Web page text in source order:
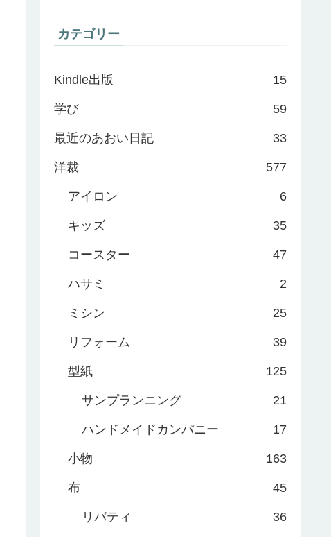
カテゴリー
Kindle出版 15
学び 59
最近のあおい日記 33
洋裁 577
アイロン 6
キッズ 35
コースター 47
ハサミ 2
ミシン 25
リフォーム 39
型紙 125
サンプランニング 21
ハンドメイドカンパニー 17
小物 163
布 45
リバティ 36